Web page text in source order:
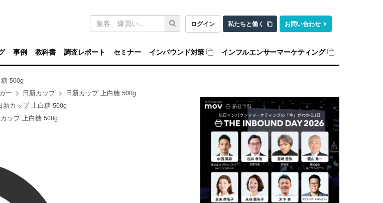
ログイン 私たちと働く お問い合わせ
キ
ワ
ド
検
索
事例 教科書 調査レポート セミナー インバウンド対策 インフルエンサーマーケティング
500g
ー 日新カップ
日新カップ 上白糖 500g
新カップ 上白糖 500g
ップ 上白糖 500g